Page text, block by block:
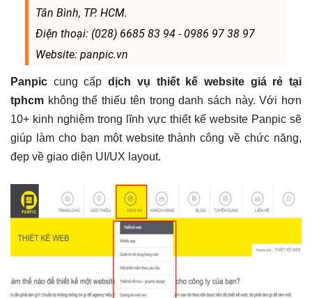
Tân Bình, TP. HCM.
Điện thoại: (028) 6685 83 94 - 0986 97 38 97
Website: panpic.vn
Panpic cung cấp dịch vụ thiết kế website giá rẻ tại
tphcm không thể thiếu tên trong danh sách này. Với hơn
10+ kinh nghiệm trong lĩnh vực thiết kế website Panpic sẽ
giúp làm cho bạn một website thành công về chức năng,
đẹp về giao diện UI/UX layout.